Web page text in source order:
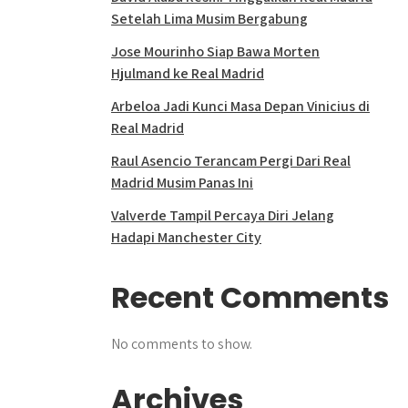
Setelah Lima Musim Bergabung
Jose Mourinho Siap Bawa Morten
Hjulmand ke Real Madrid
Arbeloa Jadi Kunci Masa Depan Vinicius di
Real Madrid
Raul Asencio Terancam Pergi Dari Real
Madrid Musim Panas Ini
Valverde Tampil Percaya Diri Jelang
Hadapi Manchester City
Recent Comments
No comments to show.
Archives